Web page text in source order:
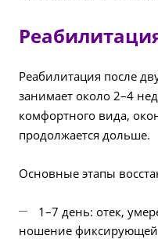
Реабилитация после
занимает около 2–4
комфортного вида,
продолжается дольше.
Основные этапы
1–7 день: отек,
ношение фиксирующей